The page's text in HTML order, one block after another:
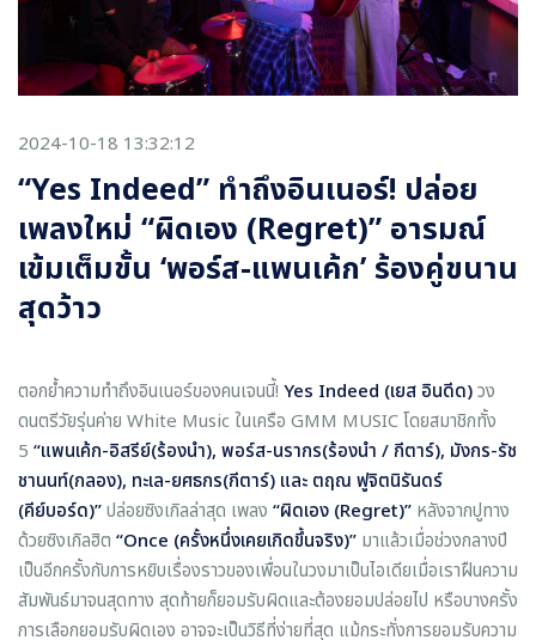
2024-10-18 13:32:12
“Yes Indeed” ทำถึงอินเนอร์! ปล่อย
เพลงใหม่ “ผิดเอง (Regret)” อารมณ์
เข้มเต็มขั้น ‘พอร์ส-แพนเค้ก’ ร้องคู่ขนาน
สุดว้าว
ตอกย้ำความทำถึงอินเนอร์ของคนเจนนี้! Yes Indeed (เยส อินดีด)วง
ดนตรีวัยรุ่นค่าย White Music ในเครือ GMM MUSIC โดยสมาชิกทั้ง
5 “แพนเค้ก-อิสรีย์(ร้องนำ), พอร์ส-นรากร(ร้องนำ / กีตาร์), มังกร-รัช
ชานนท์(กลอง), ทะเล-ยศธกร(กีตาร์) และ ตฤณ ฟูจิตนิรันดร์
(คีย์บอร์ด)”ปล่อยซิงเกิลล่าสุด เพลง “ผิดเอง (Regret)” หลังจากปูทาง
ด้วยซิงเกิลฮิต “Once (ครั้งหนึ่งเคยเกิดขึ้นจริง)” มาแล้วเมื่อช่วงกลางปี
เป็นอีกครั้งกับการหยิบเรื่องราวของเพื่อนในวงมาเป็นไอเดียเมื่อเราฝืนความ
สัมพันธ์มาจนสุดทาง สุดท้ายก็ยอมรับผิดและต้องยอมปล่อยไป หรือบางครั้ง
การเลือกยอมรับผิดเอง อาจจะเป็นวิธีที่ง่ายที่สุด แม้กระทั่งการยอมรับความ